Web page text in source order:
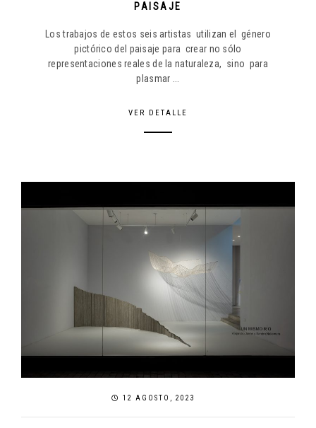
PAISAJE
Los trabajos de estos seis artistas utilizan el género
pictórico del paisaje para crear no sólo
representaciones reales de la naturaleza, sino para
plasmar ...
VER DETALLE
12 AGOSTO, 2023